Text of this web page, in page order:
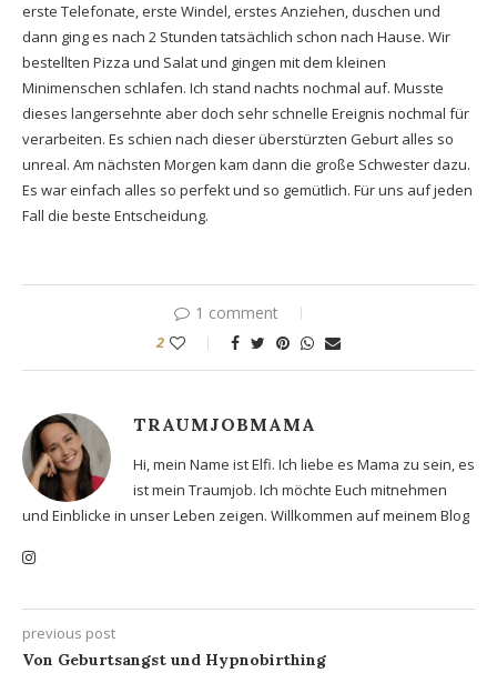
erste Telefonate, erste Windel, erstes Anziehen, duschen und
dann ging es nach 2 Stunden tatsächlich schon nach Hause. Wir
bestellten Pizza und Salat und gingen mit dem kleinen
Minimenschen schlafen. Ich stand nachts nochmal auf. Musste
dieses langersehnte aber doch sehr schnelle Ereignis nochmal für
verarbeiten. Es schien nach dieser überstürzten Geburt alles so
unreal. Am nächsten Morgen kam dann die große Schwester dazu.
Es war einfach alles so perfekt und so gemütlich. Für uns auf jeden
Fall die beste Entscheidung.
1 comment
2
TRAUMJOBMAMA
Hi, mein Name ist Elfi. Ich liebe es Mama zu sein, es
ist mein Traumjob. Ich möchte Euch mitnehmen
und Einblicke in unser Leben zeigen. Willkommen auf meinem Blog
previous post
Von Geburtsangst und Hypnobirthing